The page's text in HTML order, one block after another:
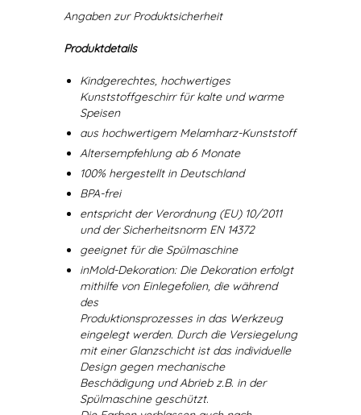
Angaben zur Produktsicherheit
Produktdetails
Kindgerechtes, hochwertiges
Kunststoffgeschirr für kalte und warme
Speisen
aus hochwertigem Melamharz-Kunststoff
Altersempfehlung ab 6 Monate
100% hergestellt in Deutschland
BPA-frei
entspricht der Verordnung (EU) 10/2011
und der Sicherheitsnorm EN 14372
geeignet für die Spülmaschine
inMold-Dekoration: Die Dekoration erfolgt
mithilfe von Einlegefolien, die während
des
Produktionsprozesses in das Werkzeug
eingelegt werden. Durch die Versiegelung
mit einer Glanzschicht ist das individuelle
Design gegen mechanische
Beschädigung und Abrieb z.B. in der
Spülmaschine geschützt.